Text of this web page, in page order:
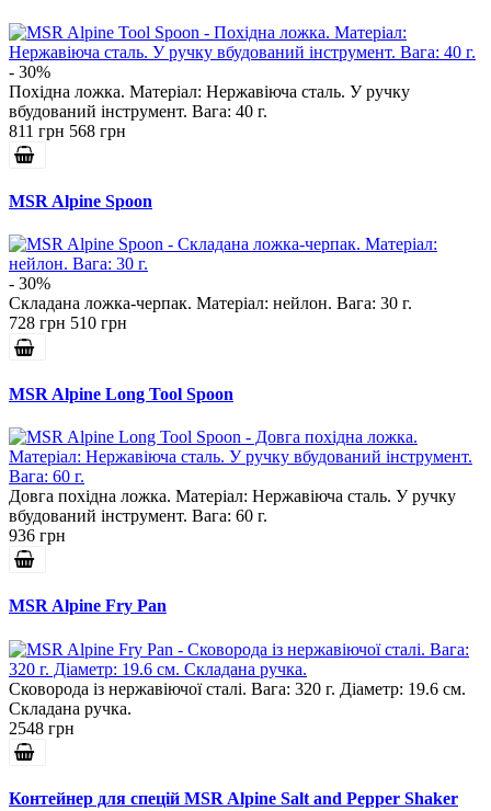
- 30%
Похідна ложка. Матеріал: Нержавіюча сталь. У ручку
вбудований інструмент. Вага: 40 г.
811 грн 568 грн
MSR Alpine Spoon
- 30%
Складана ложка-черпак. Матеріал: нейлон. Вага: 30 г.
728 грн 510 грн
MSR Alpine Long Tool Spoon
Довга похідна ложка. Матеріал: Нержавіюча сталь. У ручку
вбудований інструмент. Вага: 60 г.
936 грн
MSR Alpine Fry Pan
Сковорода із нержавіючої сталі. Вага: 320 г. Діаметр: 19.6 см.
Складана ручка.
2548 грн
Контейнер для спецій MSR Alpine Salt and Pepper Shaker